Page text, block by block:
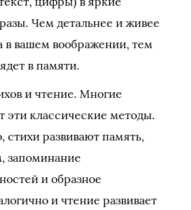
Чем детальнее и живее
в вашем воображении, тем
в памяти.
и чтение. Многие
эти классические методы.
стихи развивают память,
запоминание
и образное
и чтение развивает